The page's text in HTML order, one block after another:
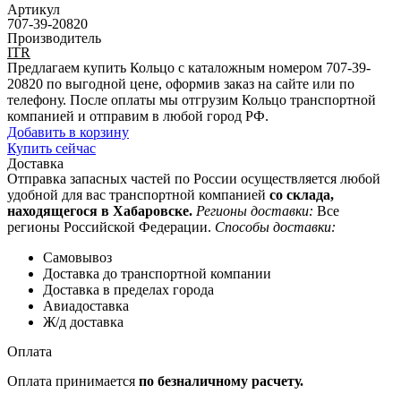
Артикул
707-39-20820
Производитель
ITR
Предлагаем купить Кольцо с каталожным номером 707-39-
20820 по выгодной цене, оформив заказ на сайте или по
телефону. После оплаты мы отгрузим Кольцо транспортной
компанией и отправим в любой город РФ.
Добавить в корзину
Купить сейчас
Доставка
Отправка запасных частей по России осуществляется любой
удобной для вас транспортной компанией со склада,
находящегося в Хабаровске. Регионы доставки: Все
регионы Российской Федерации. Способы доставки:
Самовывоз
Доставка до транспортной компании
Доставка в пределах города
Авиадоставка
Ж/д доставка
Оплата
Оплата принимается по безналичному расчету.